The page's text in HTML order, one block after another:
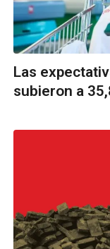
Las
subieron a